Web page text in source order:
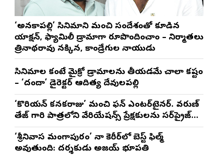
‘అనకాపల్లి’ సినిమాని మంచి సందేశంతో కూడిన
యాక్షన్, ఫ్యామిలీ డ్రామాగా రూపొందించాం – నిర్మాతలు
త్రినాథరావు నక్కిన, కాండ్రేగుల నాయుడు
సినిమాల కంటే మైక్రో డ్రామాలను తీయడమే చాలా కష్టం
– ‘దందా’ డైరెక్ట‌ర్ ఆదిత్య దేవులపల్లి
‘కొరియన్ కనకరాజు’ మంచి ఫన్ ఎంటర్‌టైనర్. వరుణ్
తేజ్ గారి పాత్రలోని వేరియేషన్స్ ప్రేక్షకులను సర్‌ప్రైజ్
చేస్తాయి : దర్శకుడు మేర్లపాక గాంధీ
‘శ్రీనివాస మంగాపురం’ నా కెరీర్‌లో బెస్ట్ ఫిల్మ్
అవుతుంది: దర్శకుడు అజయ్ భూపతి